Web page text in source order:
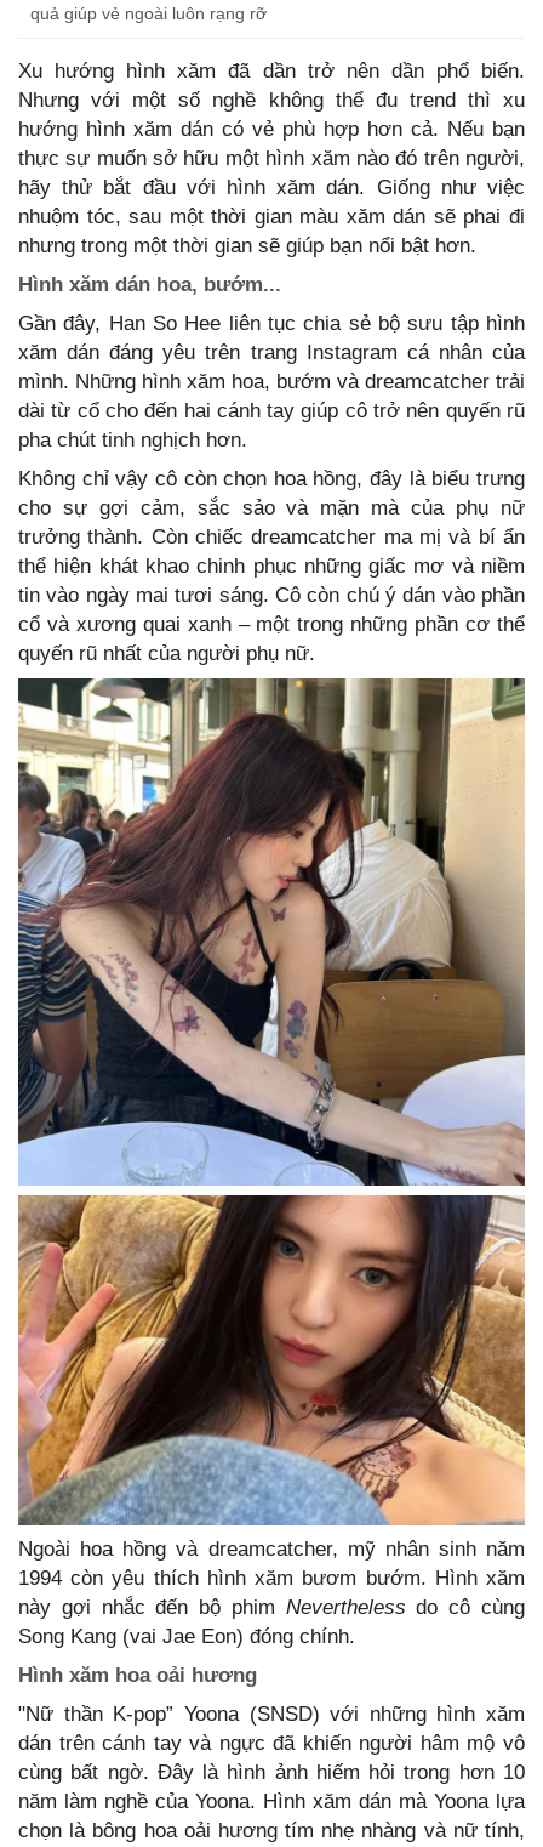
quả giúp vẻ ngoài luôn rạng rỡ
Xu hướng hình xăm đã dần trở nên dần phổ biến.
Nhưng với một số nghề không thể đu trend thì xu
hướng hình xăm dán có vẻ phù hợp hơn cả. Nếu bạn
thực sự muốn sở hữu một hình xăm nào đó trên người,
hãy thử bắt đầu với hình xăm dán. Giống như việc
nhuộm tóc, sau một thời gian màu xăm dán sẽ phai đi
nhưng trong một thời gian sẽ giúp bạn nổi bật hơn.
Hình xăm dán hoa, bướm...
Gần đây, Han So Hee liên tục chia sẻ bộ sưu tập hình
xăm dán đáng yêu trên trang Instagram cá nhân của
mình. Những hình xăm hoa, bướm và dreamcatcher trải
dài từ cổ cho đến hai cánh tay giúp cô trở nên quyến rũ
pha chút tinh nghịch hơn.
Không chỉ vậy cô còn chọn hoa hồng, đây là biểu trưng
cho sự gợi cảm, sắc sảo và mặn mà của phụ nữ
trưởng thành. Còn chiếc dreamcatcher ma mị và bí ẩn
thể hiện khát khao chinh phục những giấc mơ và niềm
tin vào ngày mai tươi sáng. Cô còn chú ý dán vào phần
cổ và xương quai xanh – một trong những phần cơ thể
quyến rũ nhất của người phụ nữ.
Ngoài hoa hồng và dreamcatcher, mỹ nhân sinh năm
1994 còn yêu thích hình xăm bươm bướm. Hình xăm
này gợi nhắc đến bộ phim Neverthelessdo cô cùng
Song Kang (vai Jae Eon) đóng chính.
Hình xăm hoa oải hương
"Nữ thần K-pop” Yoona (SNSD) với những hình xăm
dán trên cánh tay và ngực đã khiến người hâm mộ vô
cùng bất ngờ. Đây là hình ảnh hiếm hỏi trong hơn 10
năm làm nghề của Yoona. Hình xăm dán mà Yoona lựa
chọn là bông hoa oải hương tím nhẹ nhàng và nữ tính,